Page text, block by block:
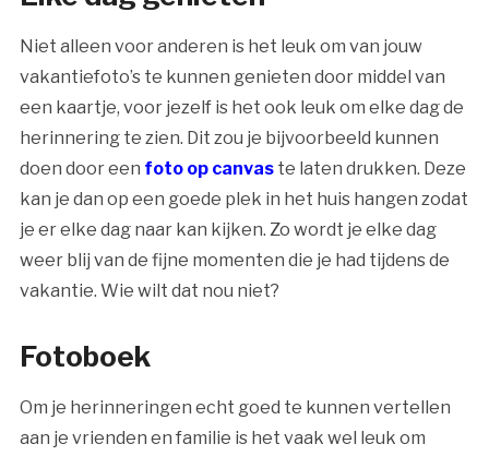
Niet alleen voor anderen is het leuk om van jouw
vakantiefoto’s te kunnen genieten door middel van
een kaartje, voor jezelf is het ook leuk om elke dag de
herinnering te zien. Dit zou je bijvoorbeeld kunnen
doen door een foto op canvaste laten drukken. Deze
kan je dan op een goede plek in het huis hangen zodat
je er elke dag naar kan kijken. Zo wordt je elke dag
weer blij van de fijne momenten die je had tijdens de
vakantie. Wie wilt dat nou niet?
Fotoboek
Om je herinneringen echt goed te kunnen vertellen
aan je vrienden en familie is het vaak wel leuk om